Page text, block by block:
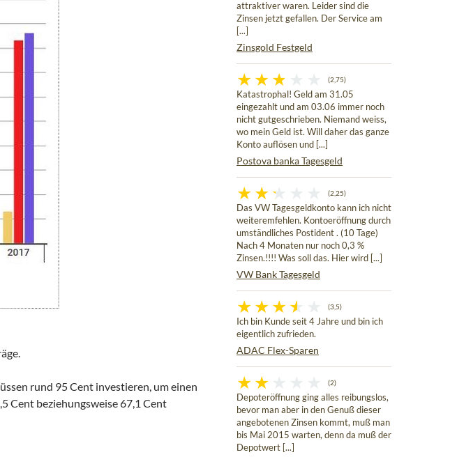
rund 95 Cent investieren, um einen
Cent beziehungsweise 67,1 Cent
attraktiver waren. Leider sind die
Zinsen jetzt gefallen. Der Service am
[...]
Zinsgold Festgeld
(2,75)
Katastrophal! Geld am 31.05
eingezahlt und am 03.06 immer noch
nicht gutgeschrieben. Niemand weiss,
wo mein Geld ist. Will daher das ganze
Konto auflösen und [...]
Postova banka Tagesgeld
(2,25)
Das VW Tagesgeldkonto kann ich nicht
weiteremfehlen. Kontoeröffnung durch
umständliches Postident . (10 Tage)
Nach 4 Monaten nur noch 0,3 %
Zinsen.!!!! Was soll das. Hier wird [...]
VW Bank Tagesgeld
(3,5)
Ich bin Kunde seit 4 Jahre und bin ich
eigentlich zufrieden.
ADAC Flex-Sparen
(2)
Depoteröffnung ging alles reibungslos,
bevor man aber in den Genuß dieser
angebotenen Zinsen kommt, muß man
bis Mai 2015 warten, denn da muß der
Depotwert [...]